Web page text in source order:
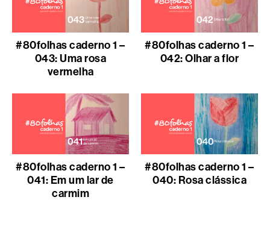
#80folhas caderno 1 –
043: Uma rosa
vermelha
#80folhas caderno 1 –
042: Olhar a flor
#80folhas caderno 1 –
041: Em um lar de
carmim
#80folhas caderno 1 –
040: Rosa clássica